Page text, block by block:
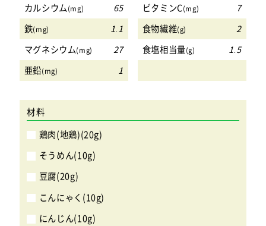
カルシウム(mg) 65 ビタミンC(mg)
7
鉄(mg) 1.1 食物繊維(g)
2
マグネシウム(mg) 27 食塩相当量(g)
1.5
亜鉛(mg) 1
材料
鶏肉(地鶏)(20g)
そうめん(10g)
豆腐(20g)
こんにゃく(10g)
にんじん(10g)